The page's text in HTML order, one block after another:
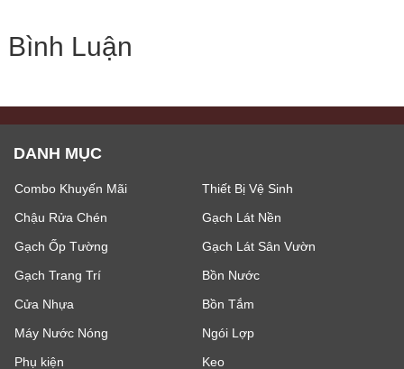
Bình Luận
DANH MỤC
Combo Khuyến Mãi
Thiết Bị Vệ Sinh
Chậu Rửa Chén
Gạch Lát Nền
Gạch Ốp Tường
Gạch Lát Sân Vườn
Gạch Trang Trí
Bồn Nước
Cửa Nhựa
Bồn Tắm
Máy Nước Nóng
Ngói Lợp
Phụ kiện
Keo